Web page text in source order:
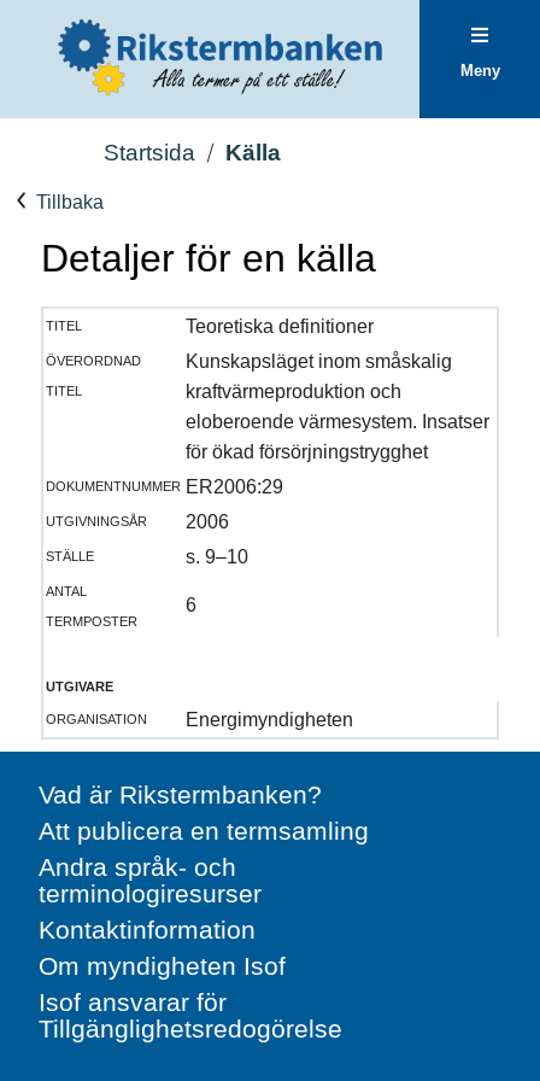
Meny
Startsida Källa
Tillbaka
Detaljer för en källa
titel
Teoretiska definitioner
överordnad
titel
Kunskapsläget inom småskalig
kraftvärmeproduktion och
eloberoende värmesystem. Insatser
för ökad försörjningstrygghet
dokumentnummer ER2006:29
utgivningsår
2006
ställe
s. 9–10
antal
termposter
6
utgivare
organisation
Energimyndigheten
Vad är Rikstermbanken?
Att publicera en termsamling
Andra språk- och
terminologiresurser
Kontaktinformation
Om myndigheten Isof
Isof ansvarar för
Tillgänglighetsredogörelse